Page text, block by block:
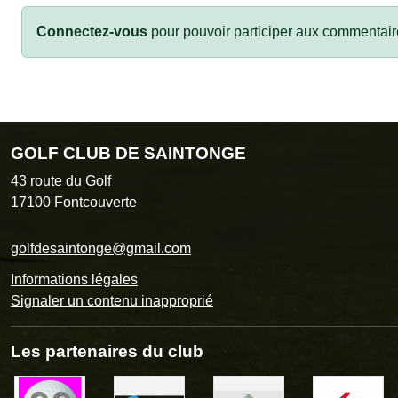
Connectez-vous pour pouvoir participer aux
GOLF CLUB DE SAINTONGE
43 route du Golf
17100 Fontcouverte
golfdesaintonge@gmail.com
Informations légales
Signaler un contenu inapproprié
Les partenaires du club